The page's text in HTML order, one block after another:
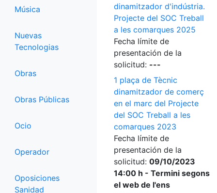
Música
Nuevas
Tecnologias
Obras
Obras Públicas
Ocio
Operador
Oposiciones
Sanidad
dinamitzador d'indústria.
Projecte del SOC Treball
a les comarques 2025
Fecha límite de
presentación de la
solicitud: ---
1 plaça de Tècnic
dinamitzador de comerç
en el marc del Projecte
del SOC Treball a les
comarques 2023
Fecha límite de
presentación de la
solicitud: 09/10/2023
14:00 h - Termini segons
el web de l'ens